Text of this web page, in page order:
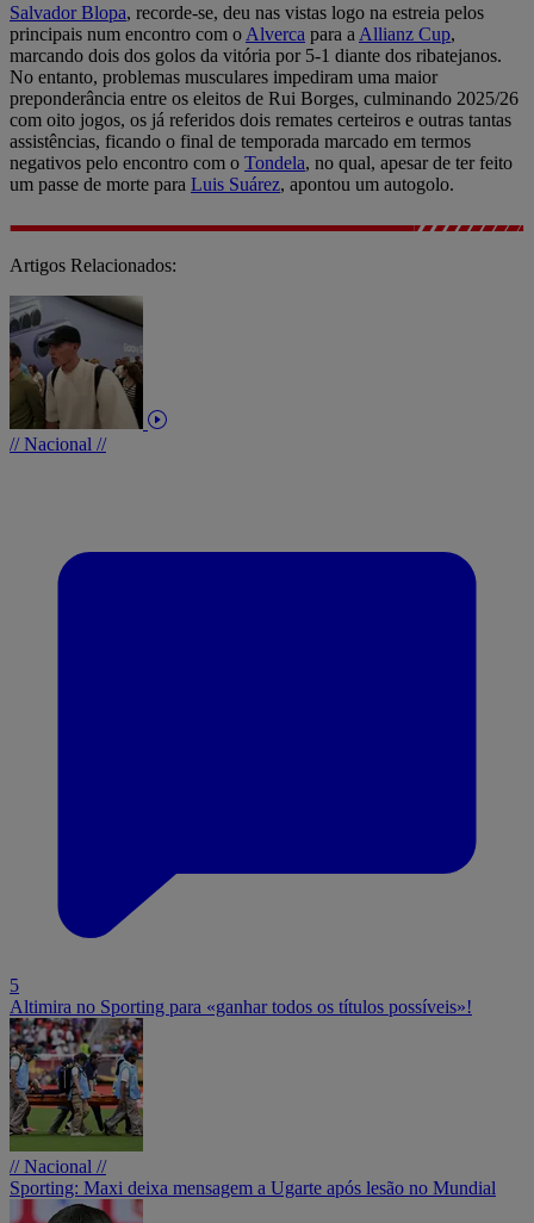
Salvador Blopa, recorde-se, deu nas vistas logo na estreia pelos
principais num encontro com o Alverca para a Allianz Cup,
marcando dois dos golos da vitória por 5-1 diante dos ribatejanos.
No entanto, problemas musculares impediram uma maior
preponderância entre os eleitos de Rui Borges, culminando 2025/26
com oito jogos, os já referidos dois remates certeiros e outras tantas
assistências, ficando o final de temporada marcado em termos
negativos pelo encontro com o Tondela, no qual, apesar de ter feito
um passe de morte para Luis Suárez, apontou um autogolo.
Artigos Relacionados:
// Nacional //
5
Altimira no Sporting para «ganhar todos os títulos possíveis»!
// Nacional //
Sporting: Maxi deixa mensagem a Ugarte após lesão no Mundial